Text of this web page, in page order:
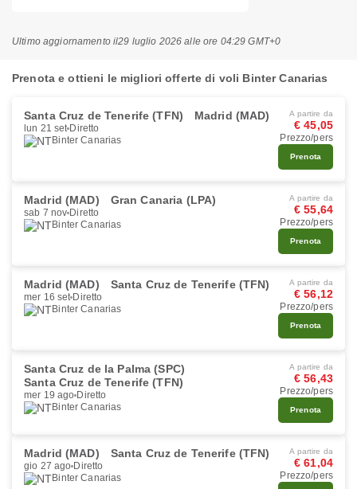
Ultimo aggiornamento il29 luglio 2026 alle ore 04:29 GMT+0
Prenota e ottieni le migliori offerte di voli Binter Canarias
Santa Cruz de Tenerife (TFN) Madrid (MAD)
lun 21 set Diretto
Binter Canarias
A partire da
€ 45,05
Prezzo/pers
Prenota
Madrid (MAD) Gran Canaria (LPA)
sab 7 nov Diretto
Binter Canarias
A partire da
€ 55,64
Prezzo/pers
Prenota
Madrid (MAD) Santa Cruz de Tenerife (TFN)
mer 16 set Diretto
Binter Canarias
A partire da
€ 56,12
Prezzo/pers
Prenota
Santa Cruz de la Palma (SPC)
Santa Cruz de Tenerife (TFN)
mer 19 ago Diretto
Binter Canarias
A partire da
€ 56,43
Prezzo/pers
Prenota
Madrid (MAD) Santa Cruz de Tenerife (TFN)
gio 27 ago Diretto
Binter Canarias
A partire da
€ 61,04
Prezzo/pers